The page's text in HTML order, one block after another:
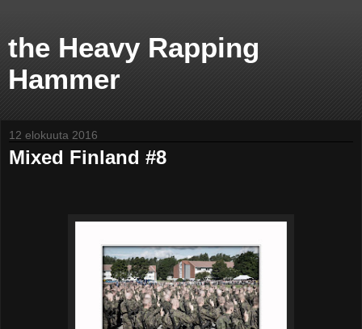
the Heavy Rapping
Hammer
12 elokuuta 2016
Mixed Finland #8